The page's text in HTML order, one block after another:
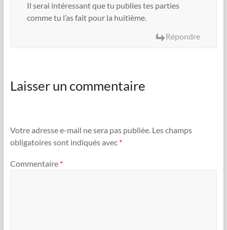
Il serai intéressant que tu publies tes parties
comme tu l’as fait pour la huitième.
Répondre
Laisser un commentaire
Votre adresse e-mail ne sera pas publiée. Les champs
obligatoires sont indiqués avec *
Commentaire *